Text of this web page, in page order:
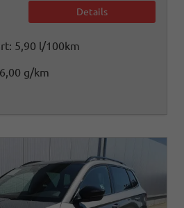
Details
5,90 l/100km
g/km